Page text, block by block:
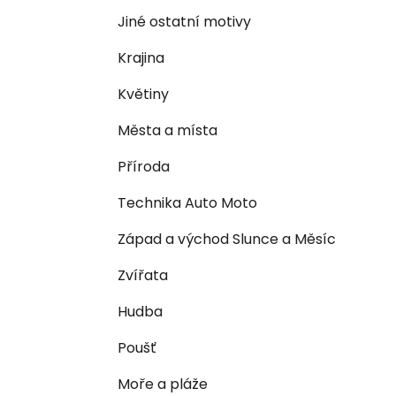
Jiné ostatní motivy
Krajina
Květiny
Města a místa
Příroda
Technika Auto Moto
Západ a východ Slunce a Měsíc
Zvířata
Hudba
Poušť
Moře a pláže